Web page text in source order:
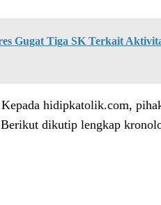
Gugat Tiga SK Terkait
hidipkatolik.com,
dikutip lengkap